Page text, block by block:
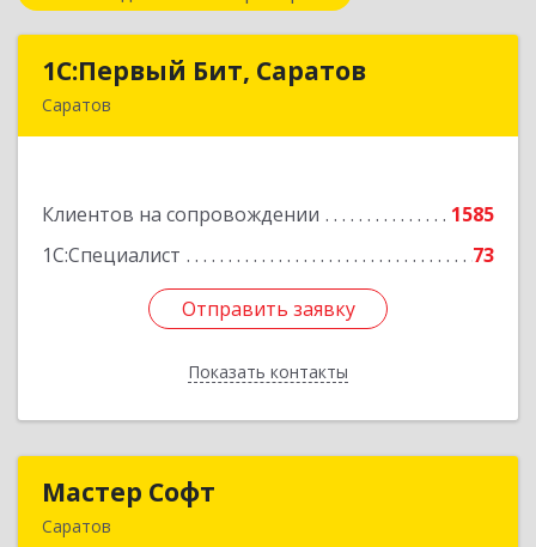
1С:Первый Бит, Саратов
Саратов
Клиентов на сопровождении
1585
1С:Специалист
73
Отправить заявку
Показать контакты
1С:Первый Бит, Саратов
Подробнее
Отправить заявку
Назад
Мастер Софт
Саратов